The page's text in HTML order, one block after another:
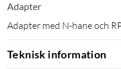
Adapter
Adapter med N-hane och
Teknisk information